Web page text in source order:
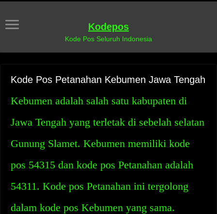
Kodepos
Kode Pos Seluruh Indonesia
Kode Pos Petanahan Kebumen Jawa Tengah
Kebumen adalah salah satu kabupaten di
Jawa Tengah yang terletak di sebelah selatan
Gunung Slamet. Kebumen memiliki kode
pos 54315 dan kode pos Petanahan adalah
54311. Kode pos Petanahan ini tergolong
dalam kode pos Kebumen yang sama.